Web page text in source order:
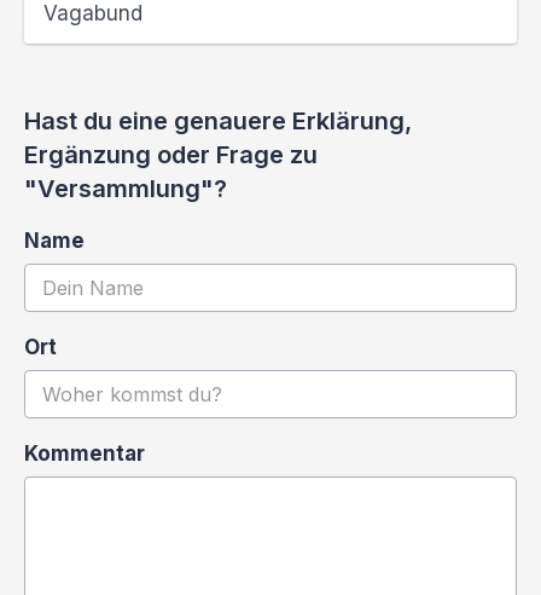
Vagabund
Hast du eine genauere Erklärung,
Ergänzung oder Frage zu
"Versammlung"?
Name
Ort
Kommentar